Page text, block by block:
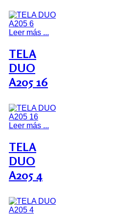
Leer más ...
TELA
DUO
A205 16
Leer más ...
TELA
DUO
A205 4